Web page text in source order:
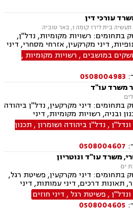
עורכי דין
בתחומים: רשויות מקומיות, נדל"ן,
דיני מקרקעין, אזרחי מסחרי, דיני
זרים, דיני תאגידים, גישור
ובוררויות, מיסוי נדל"ן, תמ"א 38, תכנון ובניה, נחלות
הפקעת קרקעות, מושבים
מכר דירה, דיור מוגן, רשות
צווי הריסה, ירושות וצוואות, הסכמי
במושבים , רשויות מקומיות ,
0508004983
משרד עו"ד
בתחומים: דיני מקרקעין, נדל"ן ביהודה
ובניה, רשויות מקומיות, דיני
, נדל"ן ביהודה ושומרון, תכנון
0508004607
משרד עו"ד ונוטריון
בתחומים: דיני מקרקעין, פשיטת רגל,
תאונות דרכים, דיני עמותות, דיני
ממון, חדלות פרעון, חוקתי ומנהלי,
ירושות וצוואות, ליווי עסקי,
, פשיטת רגל , דיני חוזים
0508004605